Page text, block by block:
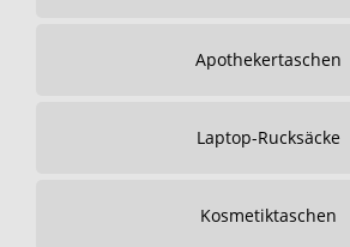
Apothekertaschen
Laptop-Rucksäcke
Kosmetiktaschen